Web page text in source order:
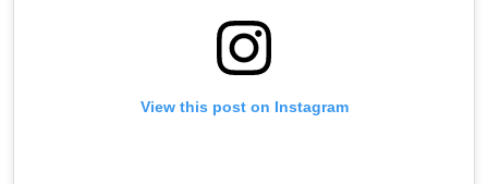
View this post on Instagram